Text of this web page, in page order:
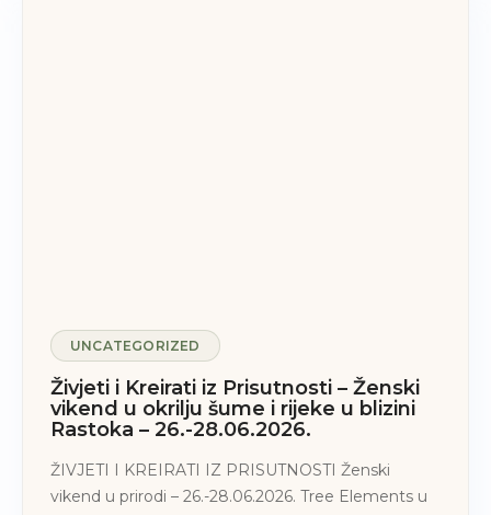
UNCATEGORIZED
Živjeti i Kreirati iz Prisutnosti – Ženski
vikend u okrilju šume i rijeke u blizini
Rastoka – 26.-28.06.2026.
ŽIVJETI I KREIRATI IZ PRISUTNOSTI Ženski
vikend u prirodi – 26.-28.06.2026. Tree Elements u